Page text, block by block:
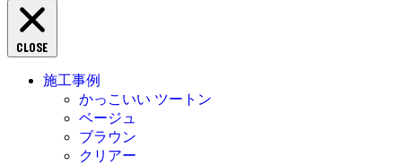
CLOSE
施工事例
かっこいい ツートン
ベージュ
ブラウン
クリアー